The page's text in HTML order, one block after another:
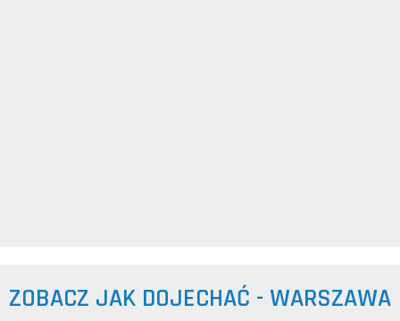
ZOBACZ JAK DOJECHAĆ - WARSZAWA